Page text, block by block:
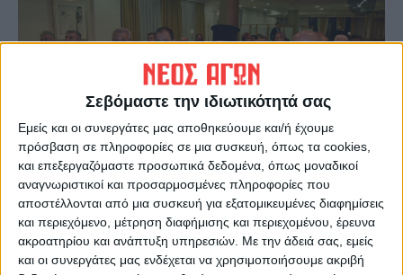
Σεβόμαστε την ιδιωτικότητά σας
Εμείς και οι συνεργάτες μας αποθηκεύουμε και/ή έχουμε
πρόσβαση σε πληροφορίες σε μια συσκευή, όπως τα cookies,
και επεξεργαζόμαστε προσωπικά δεδομένα, όπως μοναδικοί
αναγνωριστικοί και προσαρμοσμένες πληροφορίες που
αποστέλλονται από μια συσκευή για εξατομικευμένες διαφημίσεις
και περιεχόμενο, μέτρηση διαφήμισης και περιεχομένου, έρευνα
ακροατηρίου και ανάπτυξη υπηρεσιών. Με την άδειά σας, εμείς
και οι συνεργάτες μας ενδέχεται να χρησιμοποιήσουμε ακριβή